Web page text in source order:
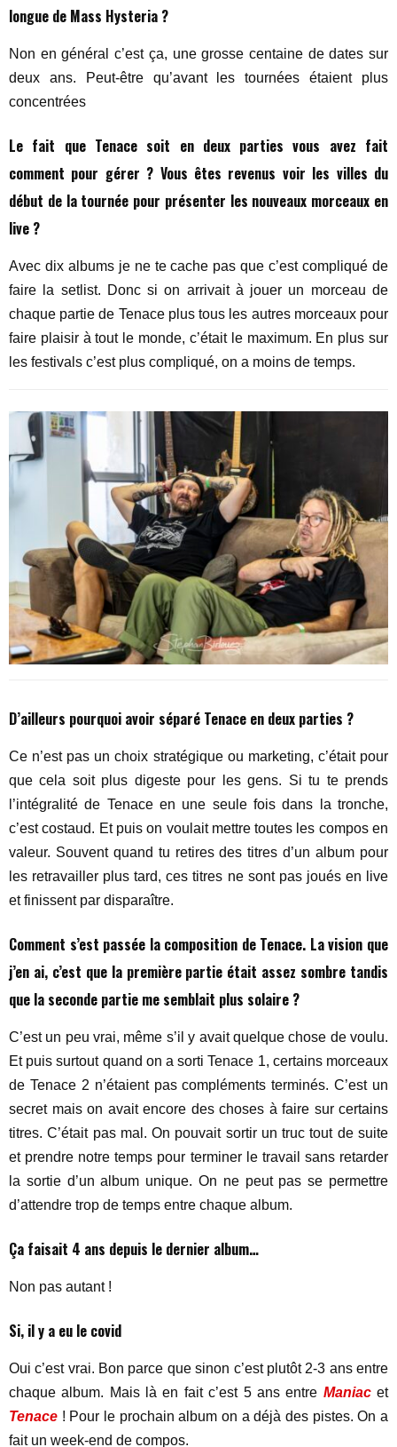
longue de Mass Hysteria ?
Non en général c’est ça, une grosse centaine de dates sur
deux ans. Peut-être qu’avant les tournées étaient plus
concentrées
Le fait que Tenace soit en deux parties vous avez fait
comment pour gérer ? Vous êtes revenus voir les villes du
début de la tournée pour présenter les nouveaux morceaux en
live ?
Avec dix albums je ne te cache pas que c’est compliqué de
faire la setlist. Donc si on arrivait à jouer un morceau de
chaque partie de Tenace plus tous les autres morceaux pour
faire plaisir à tout le monde, c’était le maximum. En plus sur
les festivals c’est plus compliqué, on a moins de temps.
D’ailleurs pourquoi avoir séparé Tenace en deux parties ?
Ce n’est pas un choix stratégique ou marketing, c’était pour
que cela soit plus digeste pour les gens. Si tu te prends
l’intégralité de Tenace en une seule fois dans la tronche,
c’est costaud. Et puis on voulait mettre toutes les compos en
valeur. Souvent quand tu retires des titres d’un album pour
les retravailler plus tard, ces titres ne sont pas joués en live
et finissent par disparaître.
Comment s’est passée la composition de Tenace. La vision que
j’en ai, c’est que la première partie était assez sombre tandis
que la seconde partie me semblait plus solaire ?
C’est un peu vrai, même s’il y avait quelque chose de voulu.
Et puis surtout quand on a sorti Tenace 1, certains morceaux
de Tenace 2 n’étaient pas compléments terminés. C’est un
secret mais on avait encore des choses à faire sur certains
titres. C’était pas mal. On pouvait sortir un truc tout de suite
et prendre notre temps pour terminer le travail sans retarder
la sortie d’un album unique. On ne peut pas se permettre
d’attendre trop de temps entre chaque album.
Ça faisait 4 ans depuis le dernier album…
Non pas autant !
Si, il y a eu le covid
Oui c’est vrai. Bon parce que sinon c’est plutôt 2-3 ans entre
chaque album. Mais là en fait c’est 5 ans entre Maniac et
Tenace ! Pour le prochain album on a déjà des pistes. On a
fait un week-end de compos.